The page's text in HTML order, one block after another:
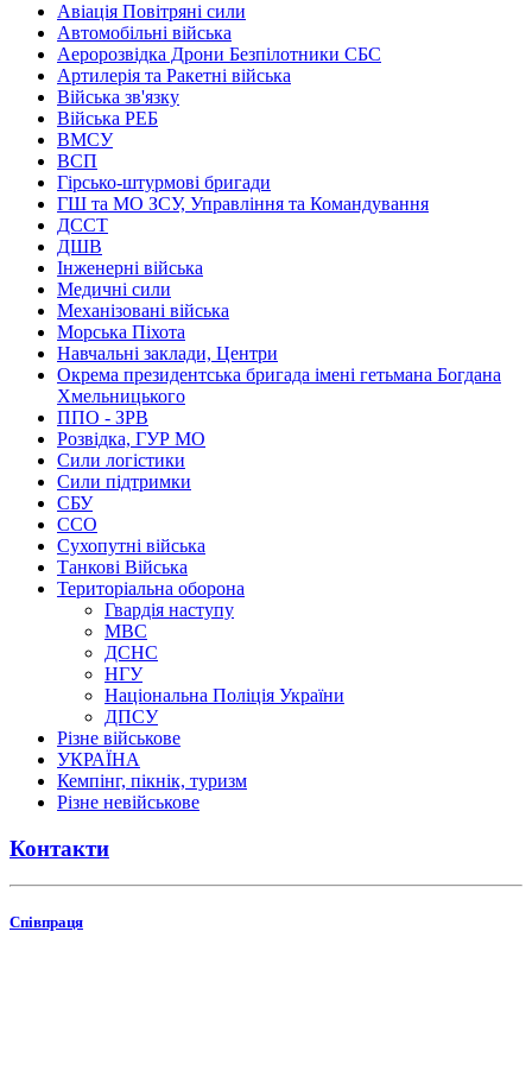
Авіація Повітряні сили
Автомобільні війська
Аеророзвідка Дрони Безпілотники СБС
Артилерія та Ракетні війська
Війська зв'язку
Війська РЕБ
ВМСУ
ВСП
Гірсько-штурмові бригади
ГШ та МО ЗСУ, Управління та Командування
ДССТ
ДШВ
Інженерні війська
Медичні сили
Механізовані війська
Морська Піхота
Навчальні заклади, Центри
Окрема президентська бригада імені гетьмана Богдана
Хмельницького
ППО - ЗРВ
Розвідка, ГУР МО
Сили логістики
Сили підтримки
СБУ
ССО
Сухопутні війська
Танкові Війська
Територіальна оборона
Гвардія наступу
МВС
ДСНС
НГУ
Національна Поліція України
ДПСУ
Різне військове
УКРАЇНА
Кемпінг, пікнік, туризм
Різне невійськове
Контакти
Співпраця